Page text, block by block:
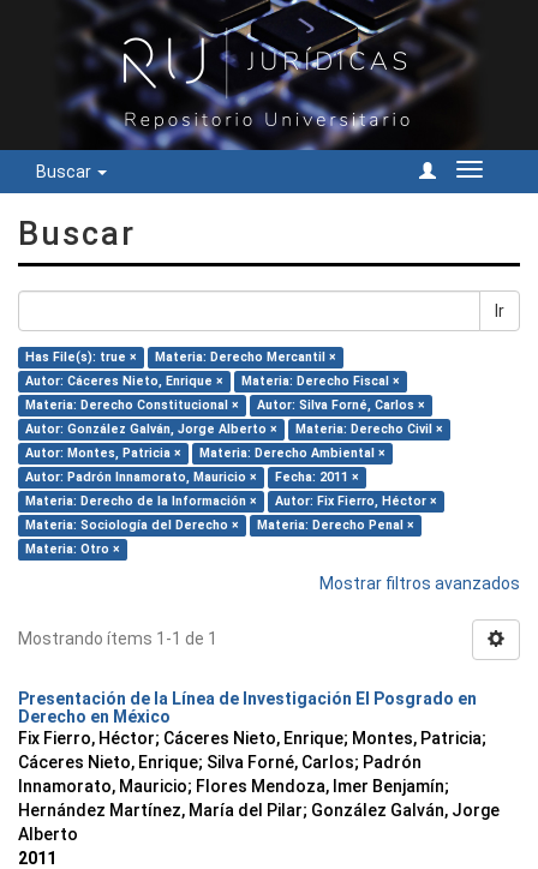
Buscar
Cambiar
Buscar
Ir
Has File(s): true ×
Materia: Derecho Mercantil ×
Autor: Cáceres Nieto, Enrique ×
Materia: Derecho Fiscal ×
Materia: Derecho Constitucional ×
Autor: Silva Forné, Carlos ×
Autor: González Galván, Jorge Alberto ×
Materia: Derecho Civil ×
Autor: Montes, Patricia ×
Materia: Derecho Ambiental ×
Autor: Padrón Innamorato, Mauricio ×
Fecha: 2011 ×
Materia: Derecho de la Información ×
Autor: Fix Fierro, Héctor ×
Materia: Sociología del Derecho ×
Materia: Derecho Penal ×
Materia: Otro ×
Mostrar filtros avanzados
Mostrando ítems 1-1 de 1
Presentación de la Línea de Investigación El Posgrado en
Derecho en México
Fix Fierro, Héctor; Cáceres Nieto, Enrique; Montes, Patricia;
Cáceres Nieto, Enrique; Silva Forné, Carlos; Padrón
Innamorato, Mauricio; Flores Mendoza, Imer Benjamín;
Hernández Martínez, María del Pilar; González Galván, Jorge
Alberto
2011